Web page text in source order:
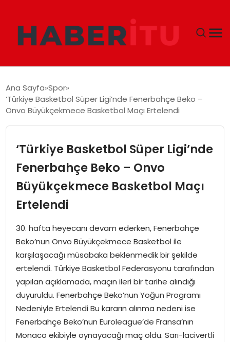
DÜNYA
TEKNOLOJI
MAGAZIN
SPOR
YAŞAM
Ana Sayfa Spor
‘Türkiye Basketbol Süper Ligi’nde Fenerbahçe Beko –
Onvo Büyükçekmece Basketbol Maçı Ertelendi
‘Türkiye Basketbol Süper Ligi’nde
Fenerbahçe Beko – Onvo
Büyükçekmece Basketbol Maçı
Ertelendi
30. hafta heyecanı devam ederken, Fenerbahçe
Beko’nun Onvo Büyükçekmece Basketbol ile
karşılaşacağı müsabaka beklenmedik bir şekilde
ertelendi. Türkiye Basketbol Federasyonu tarafından
yapılan açıklamada, maçın ileri bir tarihe alındığı
duyuruldu. Fenerbahçe Beko’nun Yoğun Programı
Nedeniyle Ertelendi Bu kararın alınma nedeni ise
Fenerbahçe Beko’nun Euroleague’de Fransa’nın
Monaco ekibiyle oynayacağı maç oldu. Sarı-lacivertli